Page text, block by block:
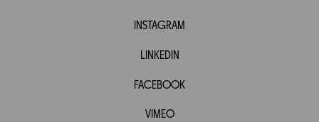
INSTAGRAM
LINKEDIN
FACEBOOK
VIMEO